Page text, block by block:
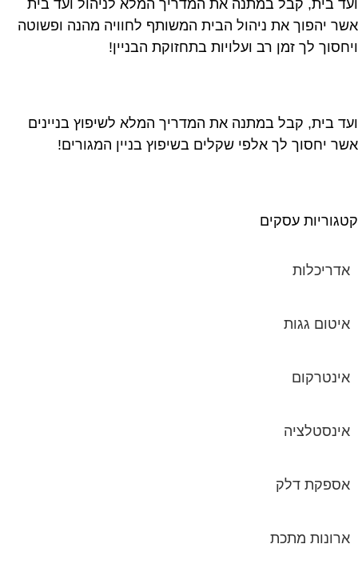
בית, קבל במתנה את המדריך המלא לניהול ועד בית
יהפוך את ניהול הבית המשותף לחוויה מהנה ופשוטה
לך זמן רב ועלויות בתחזוקת הבניין!
בית, קבל במתנה את המדריך המלא לשיפוץ בניינים
יחסוך לך אלפי שקלים בשיפוץ בניין המגורים!
עסקים
אדריכלות
איטום גגות
אינטרקום
אינסטלציה
אספקת דלק
ארונות מתכת